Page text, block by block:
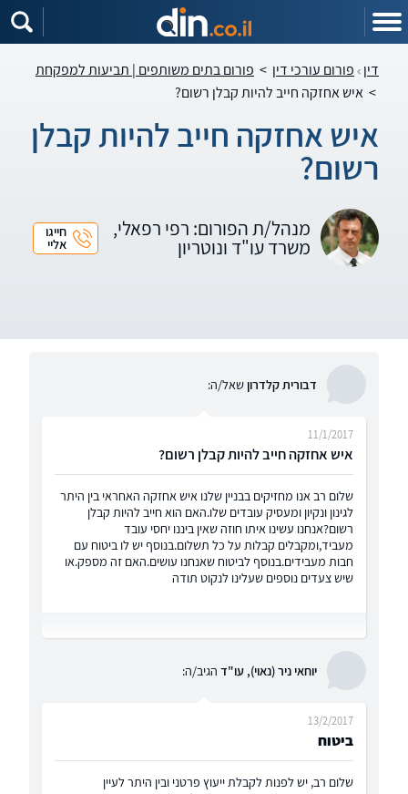
דין פורום עורכי דין > פורום בתים משותפים | תביעות למפקחת
> איש אחזקה חייב להיות קבלן רשום?
איש אחזקה חייב להיות קבלן
רשום?
מנהל/ת הפורום: רפי רפאלי,
משרד עו"ד ונוטריון
חייגו
אליי
דבורית קלדרוןשאל/ה:
איש אחזקה חייב להיות קבלן רשום?
11/1/2017
שלום רב אנו מחזיקים בבניין שלנו איש אחזקה האחראי בין היתר
לגינון ונקיון ומעסיק עובדים שלו.האם הוא חייב להיות קבלן
רשום?אנחנו עשינו איתו חוזה שאין ביננו יחסי עובד
מעביד,ומקבלים קבלות על כל תשלום.בנוסף יש לו ביטוח עם
חבות מעבידים.בנוסף לביטוח שאנחנו עושים.האם זה מספק.או
שיש צעדים נוספים שעלינו לנקוט תודה
יוחאי ניר (נאוי), עו"ד הגיב/ה:
ביטוח
13/2/2017
שלום רב, יש לפנות לקבלת ייעוץ פרטני ובין היתר לעיין